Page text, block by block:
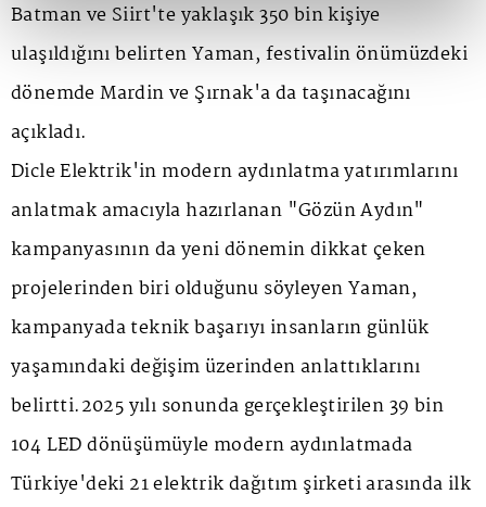
Batman ve Siirt'te yaklaşık 350 bin kişiye
ulaşıldığını belirten Yaman, festivalin önümüzdeki
dönemde Mardin ve Şırnak'a da taşınacağını
açıkladı.
Dicle Elektrik'in modern aydınlatma yatırımlarını
anlatmak amacıyla hazırlanan "Gözün Aydın"
kampanyasının da yeni dönemin dikkat çeken
projelerinden biri olduğunu söyleyen Yaman,
kampanyada teknik başarıyı insanların günlük
yaşamındaki değişim üzerinden anlattıklarını
belirtti.2025 yılı sonunda gerçekleştirilen 39 bin
104 LED dönüşümüyle modern aydınlatmada
Türkiye'deki 21 elektrik dağıtım şirketi arasında ilk